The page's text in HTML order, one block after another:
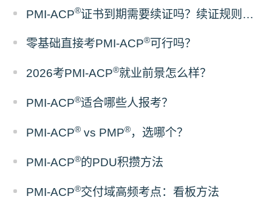
PMI-ACP®证书到期需要续证吗？续证规则整理
零基础直接考PMI-ACP®可行吗？
2026考PMI-ACP®就业前景怎么样？
PMI-ACP®适合哪些人报考？
PMI-ACP® vs PMP®，选哪个？
PMI-ACP®的PDU积攒方法
PMI-ACP®交付域高频考点：看板方法